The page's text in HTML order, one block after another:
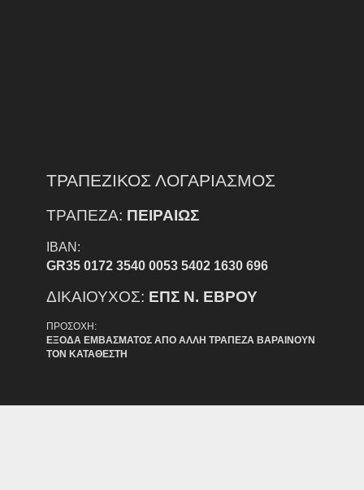
ΤΡΑΠΕΖΙΚΟΣ ΛΟΓΑΡΙΑΣΜΟΣ
ΤΡΑΠΕΖΑ: ΠΕΙΡΑΙΩΣ
IBAN:
GR35 0172 3540 0053 5402 1630 696
ΔΙΚΑΙΟΥΧΟΣ: ΕΠΣ Ν. ΕΒΡΟΥ
ΠΡΟΣΟΧΗ:
ΕΞΟΔΑ ΕΜΒΑΣΜΑΤΟΣ ΑΠΟ ΑΛΛΗ ΤΡΑΠΕΖΑ ΒΑΡΑΙΝΟΥΝ
ΤΟΝ ΚΑΤΑΘΕΣΤΗ